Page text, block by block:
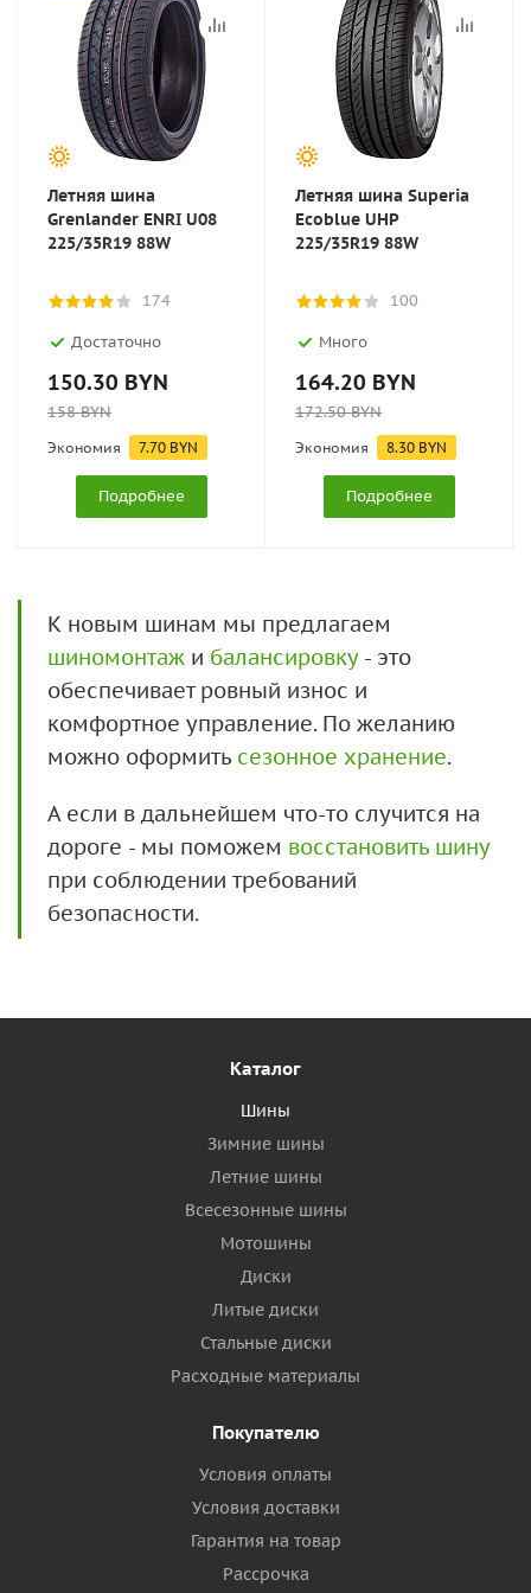
Летняя шина
Grenlander ENRI U08
225/35R19 88W
174
Достаточно
150.30 BYN
158BYN
Экономия 7.70 BYN
Подробнее
Летняя шина Superia
Ecoblue UHP
225/35R19 88W
100
Много
164.20 BYN
172.50BYN
Экономия 8.30 BYN
Подробнее
К новым шинам мы предлагаем
шиномонтаж и балансировку- это
обеспечивает ровный износ и
комфортное управление. По желанию
можно оформить сезонное хранение.
А если в дальнейшем что-то случится на
дороге - мы поможем восстановить шину
при соблюдении требований
безопасности.
Каталог
Шины
Зимние шины
Летние шины
Всесезонные шины
Мотошины
Диски
Литые диски
Стальные диски
Расходные материалы
Покупателю
Условия оплаты
Условия доставки
Гарантия на товар
Рассрочка